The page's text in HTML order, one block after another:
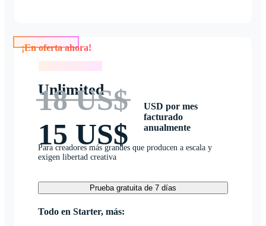
Unlimited
18 US$
15 US$
USD por mes
facturado
anualmente
Para creadores más grandes que producen a escala y
exigen libertad creativa
Prueba gratuita de 7 días
Todo en Starter, más: